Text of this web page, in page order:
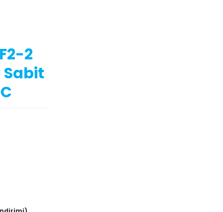
2
Sabit